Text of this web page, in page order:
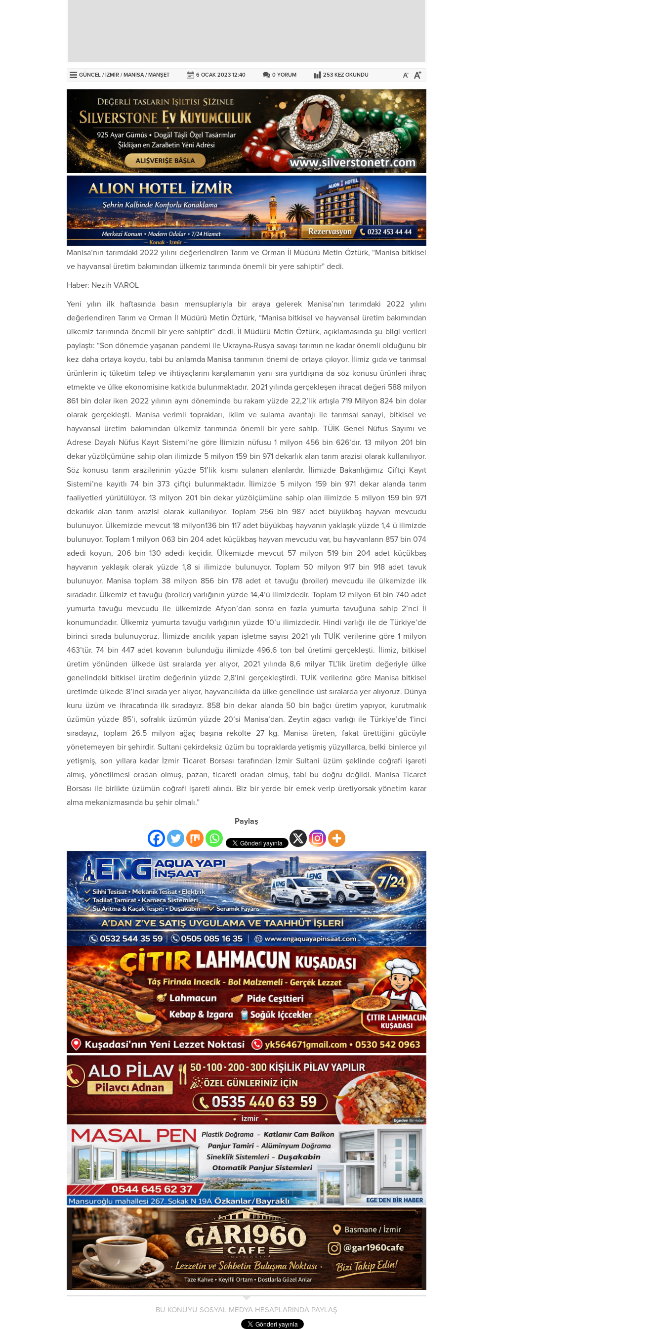
GÜNCEL /İZMİR /MANİSA/MANŞET 6 OCAK 2023 12:40 0 YORUM 253 KEZ OKUNDU
Manisa’nın tarımdaki 2022 yılını değerlendiren Tarım ve Orman İl Müdürü Metin Öztürk, “Manisa bitkisel
ve hayvansal üretim bakımından ülkemiz tarımında önemli bir yere sahiptir” dedi.
Haber: Nezih VAROL
Yeni yılın ilk haftasında basın mensuplarıyla bir araya gelerek Manisa’nın tarımdaki 2022 yılını
değerlendiren Tarım ve Orman İl Müdürü Metin Öztürk, “Manisa bitkisel ve hayvansal üretim bakımından
ülkemiz tarımında önemli bir yere sahiptir” dedi. İl Müdürü Metin Öztürk, açıklamasında şu bilgi verileri
paylaştı: “Son dönemde yaşanan pandemi ile Ukrayna-Rusya savaşı tarımın ne kadar önemli olduğunu bir
kez daha ortaya koydu, tabi bu anlamda Manisa tarımının önemi de ortaya çıkıyor. İlimiz gıda ve tarımsal
ürünlerin iç tüketim talep ve ihtiyaçlarını karşılamanın yanı sıra yurtdışına da söz konusu ürünleri ihraç
etmekte ve ülke ekonomisine katkıda bulunmaktadır. 2021 yılında gerçekleşen ihracat değeri 588 milyon
861 bin dolar iken 2022 yılının aynı döneminde bu rakam yüzde 22,2’lik artışla 719 Milyon 824 bin dolar
olarak gerçekleşti. Manisa verimli toprakları, iklim ve sulama avantajı ile tarımsal sanayi, bitkisel ve
hayvansal üretim bakımından ülkemiz tarımında önemli bir yere sahip. TÜİK Genel Nüfus Sayımı ve
Adrese Dayalı Nüfus Kayıt Sistemi’ne göre İlimizin nüfusu 1 milyon 456 bin 626’dır. 13 milyon 201 bin
dekar yüzölçümüne sahip olan ilimizde 5 milyon 159 bin 971 dekarlık alan tarım arazisi olarak kullanılıyor.
Söz konusu tarım arazilerinin yüzde 51’lik kısmı sulanan alanlardır. İlimizde Bakanlığımız Çiftçi Kayıt
Sistemi’ne kayıtlı 74 bin 373 çiftçi bulunmaktadır. İlimizde 5 milyon 159 bin 971 dekar alanda tarım
faaliyetleri yürütülüyor. 13 milyon 201 bin dekar yüzölçümüne sahip olan ilimizde 5 milyon 159 bin 971
dekarlık alan tarım arazisi olarak kullanılıyor. Toplam 256 bin 987 adet büyükbaş hayvan mevcudu
bulunuyor. Ülkemizde mevcut 18 milyon136 bin 117 adet büyükbaş hayvanın yaklaşık yüzde 1,4 ü ilimizde
bulunuyor. Toplam 1 milyon 063 bin 204 adet küçükbaş hayvan mevcudu var, bu hayvanların 857 bin 074
adedi koyun, 206 bin 130 adedi keçidir. Ülkemizde mevcut 57 milyon 519 bin 204 adet küçükbaş
hayvanın yaklaşık olarak yüzde 1,8 si ilimizde bulunuyor. Toplam 50 milyon 917 bin 918 adet tavuk
bulunuyor. Manisa toplam 38 milyon 856 bin 178 adet et tavuğu (broiler) mevcudu ile ülkemizde ilk
sıradadır. Ülkemiz et tavuğu (broiler) varlığının yüzde 14,4’ü ilimizdedir. Toplam 12 milyon 61 bin 740 adet
yumurta tavuğu mevcudu ile ülkemizde Afyon’dan sonra en fazla yumurta tavuğuna sahip 2’nci İl
konumundadır. Ülkemiz yumurta tavuğu varlığının yüzde 10’u ilimizdedir. Hindi varlığı ile de Türkiye’de
birinci sırada bulunuyoruz. İlimizde arıcılık yapan işletme sayısı 2021 yılı TUİK verilerine göre 1 milyon
463’tür. 74 bin 447 adet kovanın bulunduğu ilimizde 496,6 ton bal üretimi gerçekleşti. İlimiz, bitkisel
üretim yönünden ülkede üst sıralarda yer alıyor, 2021 yılında 8,6 milyar TL’lik üretim değeriyle ülke
genelindeki bitkisel üretim değerinin yüzde 2,8’ini gerçekleştirdi. TUİK verilerine göre Manisa bitkisel
üretimde ülkede 8’inci sırada yer alıyor, hayvancılıkta da ülke genelinde üst sıralarda yer alıyoruz. Dünya
kuru üzüm ve ihracatında ilk sıradayız. 858 bin dekar alanda 50 bin bağcı üretim yapıyor, kurutmalık
üzümün yüzde 85’i, sofralık üzümün yüzde 20’si Manisa’dan. Zeytin ağacı varlığı ile Türkiye’de 1’inci
sıradayız, toplam 26.5 milyon ağaç başına rekolte 27 kg. Manisa üreten, fakat ürettiğini gücüyle
yönetemeyen bir şehirdir. Sultani çekirdeksiz üzüm bu topraklarda yetişmiş yüzyıllarca, belki binlerce yıl
yetişmiş, son yıllara kadar İzmir Ticaret Borsası tarafından İzmir Sultani üzüm şeklinde coğrafi işareti
almış, yönetilmesi oradan olmuş, pazarı, ticareti oradan olmuş, tabi bu doğru değildi. Manisa Ticaret
Borsası ile birlikte üzümün coğrafi işareti alındı. Biz bir yerde bir emek verip üretiyorsak yönetim karar
alma mekanizmasında bu şehir olmalı.”
Paylaş
BU KONUYU SOSYAL MEDYA HESAPLARINDA PAYLAŞ